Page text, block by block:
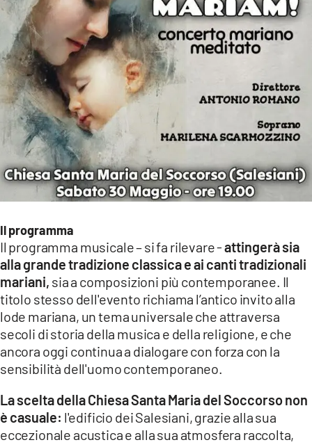
Il programma
Il programma musicale – si fa rilevare -attingerà sia
alla grande tradizione classica e ai canti tradizionali
mariani, sia a composizioni più contemporanee. Il
titolo stesso dell'evento richiama l’antico invito alla
lode mariana, un tema universale che attraversa
secoli di storia della musica e della religione, e che
ancora oggi continua a dialogare con forza con la
sensibilità dell'uomo contemporaneo.
La scelta della Chiesa Santa Maria del Soccorso non
è casuale: l'edificio dei Salesiani, grazie alla sua
eccezionale acustica e alla sua atmosfera raccolta,